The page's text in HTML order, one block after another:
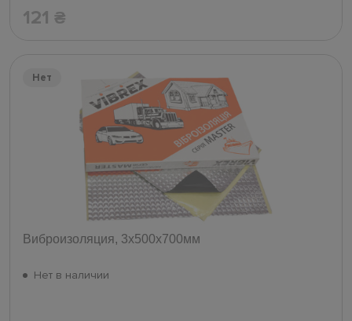
121 ₴
Нет
Виброизоляция, 3х500х700мм
Нет в наличии